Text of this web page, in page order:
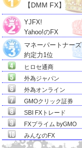
【DMM FX】
YJFX!
Yahoo!のFX
マネーパートナーズ
約定力1位
ヒロセ通商
外為ジャパン
外為オンライン
GMOクリック証券
SBI FXトレード
FXプライム byGMO
みんなのFX